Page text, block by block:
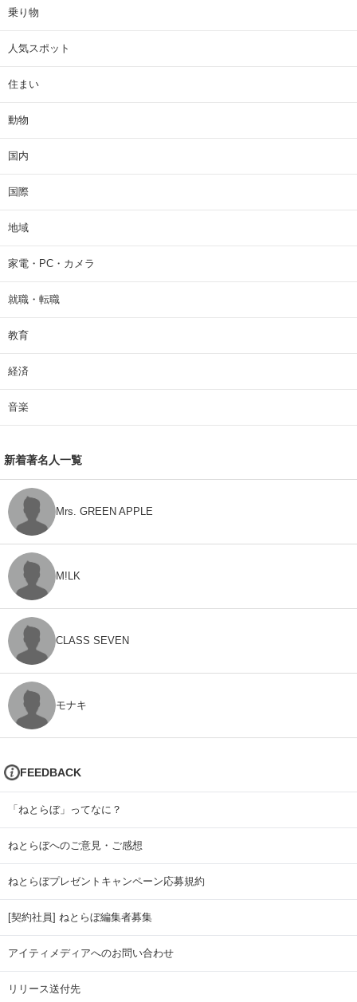
乗り物
人気スポット
住まい
動物
国内
国際
地域
家電・PC・カメラ
就職・転職
教育
経済
音楽
新着著名人一覧
Mrs. GREEN APPLE
M!LK
CLASS SEVEN
モナキ
FEEDBACK
「ねとらぼ」ってなに？
ねとらぼへのご意見・ご感想
ねとらぼプレゼントキャンペーン応募規約
[契約社員] ねとらぼ編集者募集
アイティメディアへのお問い合わせ
リリース送付先